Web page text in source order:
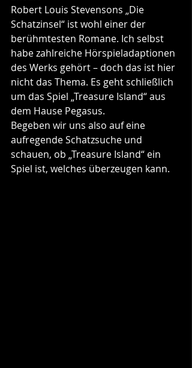
Robert Louis Stevensons „Die
Schatzinsel“ ist wohl einer der
berühmtesten Romane. Ich selbst
habe zahlreiche Hörspieladaptionen
des Werks gehört – doch das ist hier
nicht das Thema. Es geht schließlich
um das Spiel „Treasure Island“ aus
dem Hause Pegasus.
Begeben wir uns also auf eine
aufregende Schatzsuche und
schauen, ob „Treasure Island“ ein
Spiel ist, welches überzeugen kann.